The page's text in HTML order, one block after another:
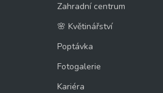
Zahradní centrum
🌸 Květinářství
Poptávka
Fotogalerie
Kariéra